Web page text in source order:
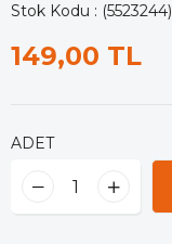
Stok Kodu (5523244)
149,00 TL
ADET